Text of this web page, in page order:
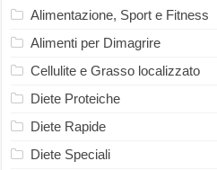
Alimentazione, Sport e Fitness
Alimenti per Dimagrire
Cellulite e Grasso localizzato
Diete Proteiche
Diete Rapide
Diete Speciali